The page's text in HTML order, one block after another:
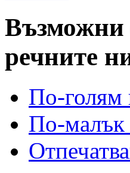
Възможни
речните
По-
По-